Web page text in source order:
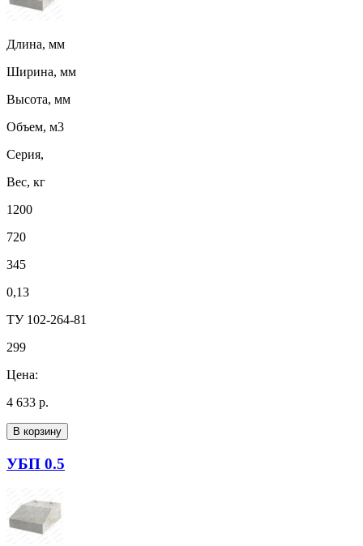
Длина, мм
Ширина, мм
Высота, мм
Объем, м3
Серия,
Вес, кг
1200
720
345
0,13
ТУ 102-264-81
299
Цена:
4 633 р.
В корзину
УБП 0.5